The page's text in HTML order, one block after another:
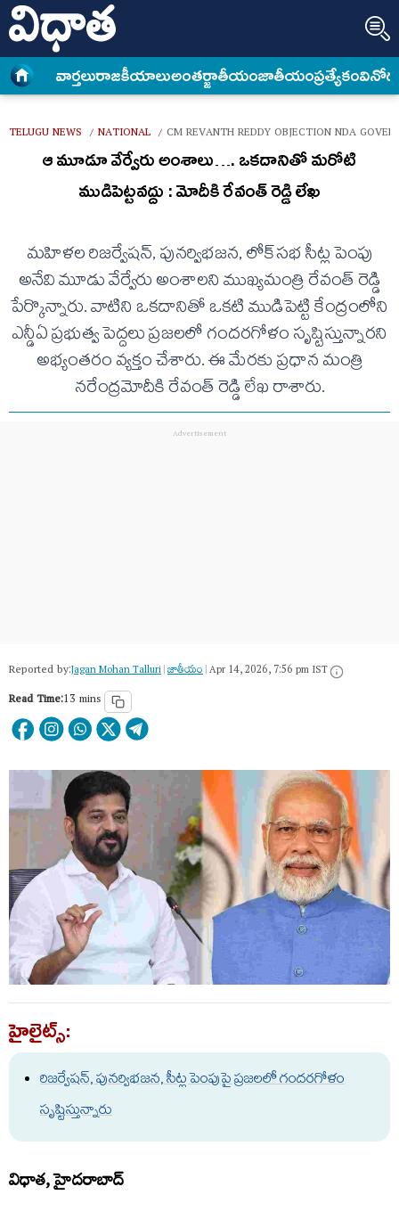
వార్త‌లురాజకీయాలుఅంత‌ర్జాతీయంజాతీయంప్రత్యేకం
TELUGU NEWS / NATIONAL / CM REVANTH REDDY OBJECTION NDA
ఆ మూడూ వేర్వేరు అంశాలు…. ఒకదానితో మరోటి
ముడిపెట్టవద్దు : మోదీకి రేవంత్‌ రెడ్డి లేఖ
మహిళల రిజర్వేషన్, పునర్విభజన, లోక్‌సభ సీట్ల పెంపు
అనేవి మూడు వేర్వేరు అంశాలని ముఖ్యమంత్రి రేవంత్‌ రెడ్డి
పేర్కొన్నారు. వాటిని ఒకదానితో ఒకటి ముడిపెట్టి కేంద్రంలోని
ఎన్డీఏ ప్రభుత్వ పెద్దలు ప్రజలలో గందరగోళం సృష్టిస్తున్నారని
అభ్యంతరం వ్యక్తం చేశారు. ఈ మేరకు ప్రధాన మంత్రి
నరేంద్రమోదీకి రేవంత్‌ రెడ్డి లేఖ రాశారు.
Reported by:Jagan Mohan Talluri|జాతీయం|Apr 14, 2026, 7:56 pm IST
Read Time:13 mins
హైలైట్స్:
రిజర్వేషన్, పునర్విభజన, సీట్ల పెంపుపై ప్రజలలో గందరగోళం
సృష్టిస్తున్నారు
విధాత, హైదరాబాద్